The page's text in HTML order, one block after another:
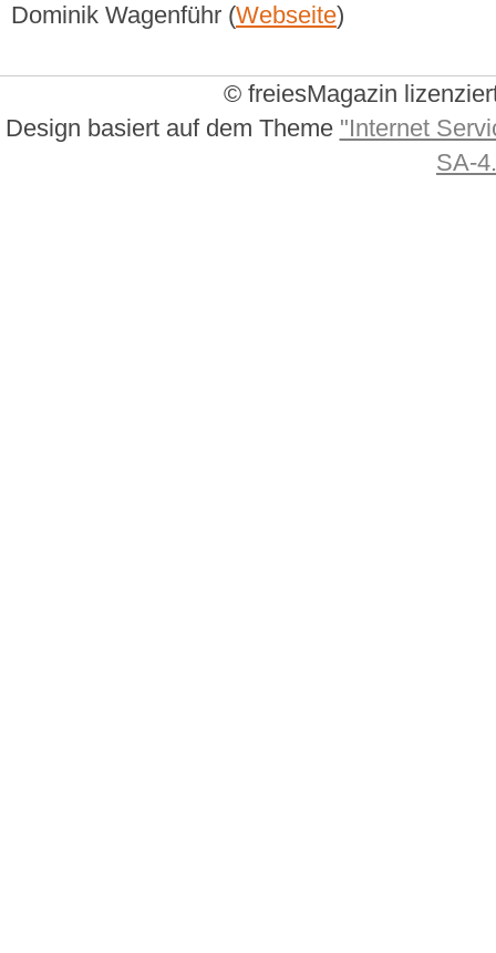
Dominik Wagenführ (Webseite)
© freiesMagazin
Design basiert auf dem Theme "Internet
SA-